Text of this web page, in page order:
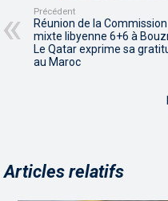
Précédent
Réunion de la Commission
mixte libyenne 6+6 à
Le Qatar exprime sa
au Maroc
Articles relatifs